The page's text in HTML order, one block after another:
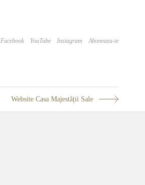
Facebook YouTube Instagram Aboneaza-te
Website Casa Majestății Sale